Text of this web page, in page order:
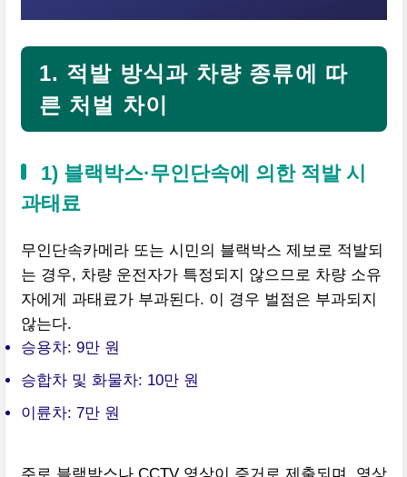
1. 적발 방식과 차량 종류에 따
른 처벌 차이
1) 블랙박스·무인단속에 의한 적발 시
과태료
무인단속카메라 또는 시민의 블랙박스 제보로 적발되
는 경우, 차량 운전자가 특정되지 않으므로 차량 소유
자에게 과태료가 부과된다. 이 경우 벌점은 부과되지
않는다.
승용차: 9만 원
승합차 및 화물차: 10만 원
이륜차: 7만 원